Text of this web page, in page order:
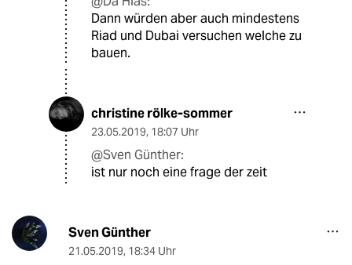
Dann würden aber auch mindestens
Riad und Dubai versuchen welche zu
bauen.
christine rölke-sommer
23.05.2019, 18:07 Uhr
@Sven Günther:
ist nur noch eine frage der zeit
Sven Günther
21.05.2019, 18:34 Uhr